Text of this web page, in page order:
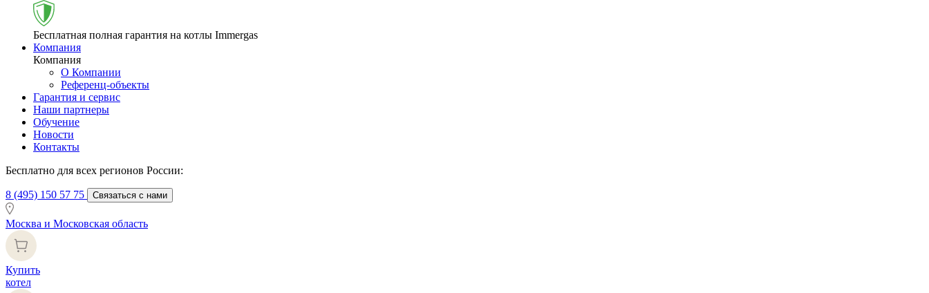
Бесплатная полная гарантия на котлы Immergas
Компания
Компания
О Компании
Референц-объекты
Гарантия и сервис
Наши партнеры
Обучение
Новости
Контакты
Бесплатно для всех регионов России:
8 (495) 150 57 75 Связаться с нами
Москва и Московская область
Купить
котел